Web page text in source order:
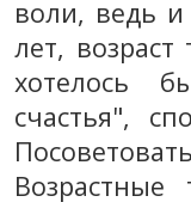
воли, ведь и
лет,
хотелось
счастья",